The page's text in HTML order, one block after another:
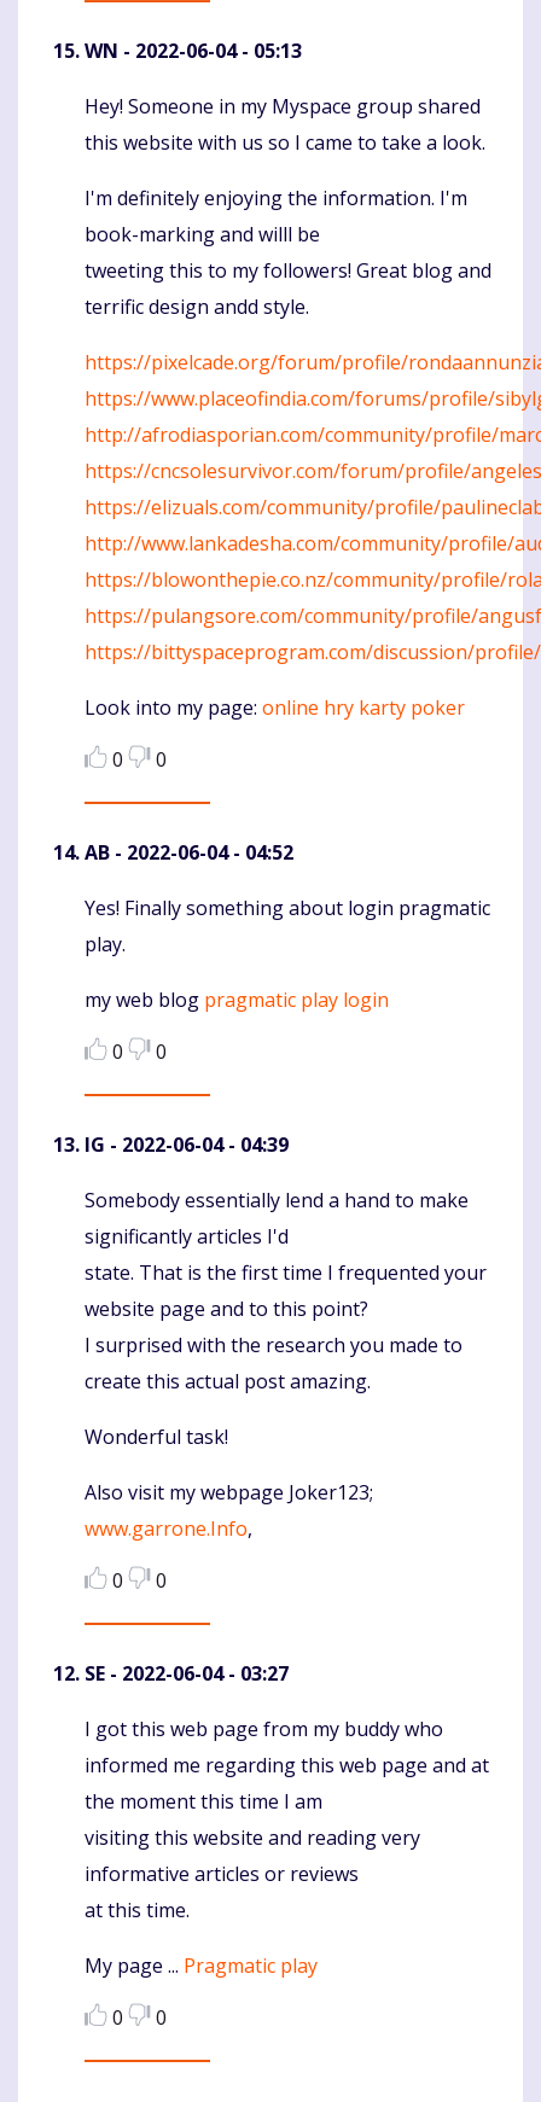
WN - 2022-06-04 - 05:13
Komentaras
Hey! Someone in my Myspace group shared
this website with us so I came to take a look.
I'm definitely enjoying the information. I'm
book-marking and willl be
tweeting this to my followers! Great blog and
terrific design andd style.
https://pixelcade.org/forum/profile/
https://www.placeofindia.com/forums/profile/
http://afrodiasporian.com/community/profile/
https://cncsolesurvivor.com/forum/profile/
https://elizuals.com/community/profile/
http://www.lankadesha.com/community/profile/
https://blowonthepie.co.nz/community/profile/
https://pulangsore.com/community/profile/
https://bittyspaceprogram.com/discussion/
Look into my page: online hry karty poker
0
0
AB - 2022-06-04 - 04:52
Komentaras
Yes! Finally something about login pragmatic
play.
my web blog pragmatic play login
0
0
IG - 2022-06-04 - 04:39
Komentaras
Somebody essentially lend a hand to make
significantly articles I'd
state. That is the first time I frequented your
website page and to this point?
I surprised with the research you made to
create this actual post amazing.
Wonderful task!
Also visit my webpage Joker123;
www.garrone.Info,
0
0
SE - 2022-06-04 - 03:27
Komentaras
I got this web page from my buddy who
informed me regarding this web page and at
the moment this time I am
visiting this website and reading very
informative articles or reviews
at this time.
My page ... Pragmatic play
0
0